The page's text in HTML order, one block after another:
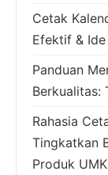
Cetak
Efektif &
Panduan
Berkualitas:
Rahasia
Tingkatkan
Produk